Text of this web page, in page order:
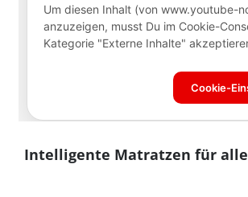
Intelligente Matratzen für alle